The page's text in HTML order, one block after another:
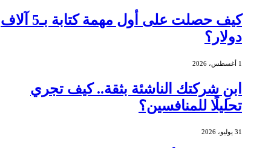
كيف حصلت على أول مهمة كتابة بـ5 آلاف
دولار؟
1 أغسطس، 2026
ابنِ شركتك الناشئة بثقة.. كيف تجري
تحليلًا للمنافسين؟
31 يوليو، 2026